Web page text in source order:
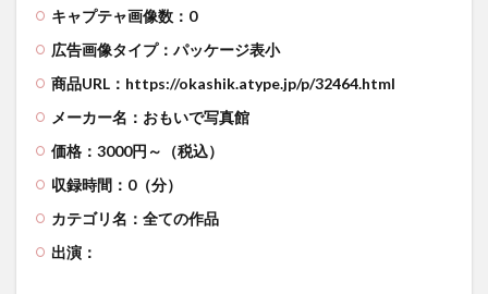
キャプテャ画像数：0
広告画像タイプ：パッケージ表小
商品URL：https://okashik.atype.jp/p/32464.html
メーカー名：おもいで写真館
価格：3000円～（税込）
収録時間：0（分）
カテゴリ名：全ての作品
出演：